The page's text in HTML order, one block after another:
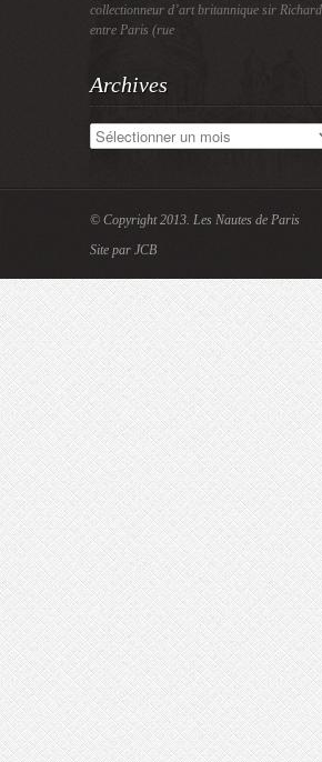
collectionneur d’art britannique sir
entre Paris (rue
Archives
Archives
© Copyright 2013. Les Nautes de Paris
Site par JCB